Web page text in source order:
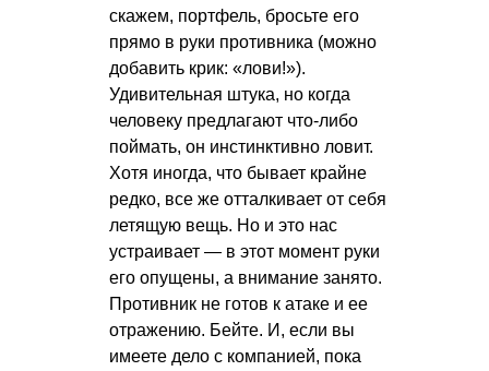
скажем, портфель, бросьте его
прямо в руки противника (можно
добавить крик: «лови!»).
Удивительная штука, но когда
человеку предлагают что-либо
поймать, он инстинктивно ловит.
Хотя иногда, что бывает крайне
редко, все же отталкивает от себя
летящую вещь. Но и это нас
устраивает — в этот момент руки
его опущены, а внимание занято.
Противник не готов к атаке и ее
отражению. Бейте. И, если вы
имеете дело с компанией, пока